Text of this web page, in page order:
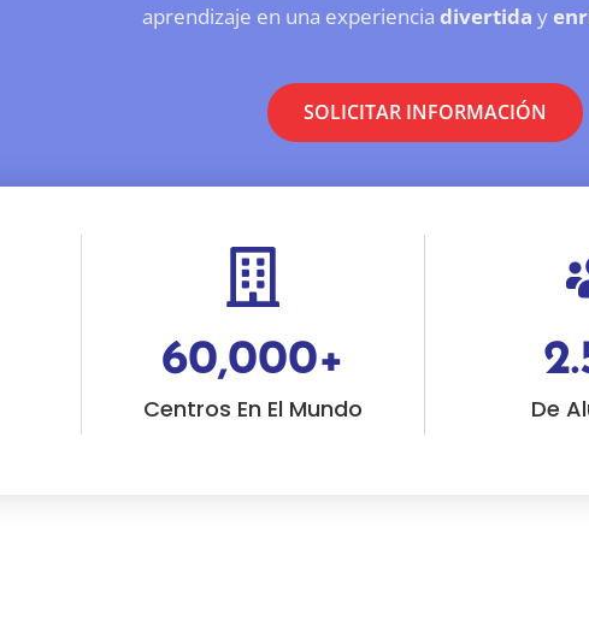
aprendizaje en una experiencia divertida y
SOLICITAR INFORMACIÓN
Centros En El Mundo
60,000+
De